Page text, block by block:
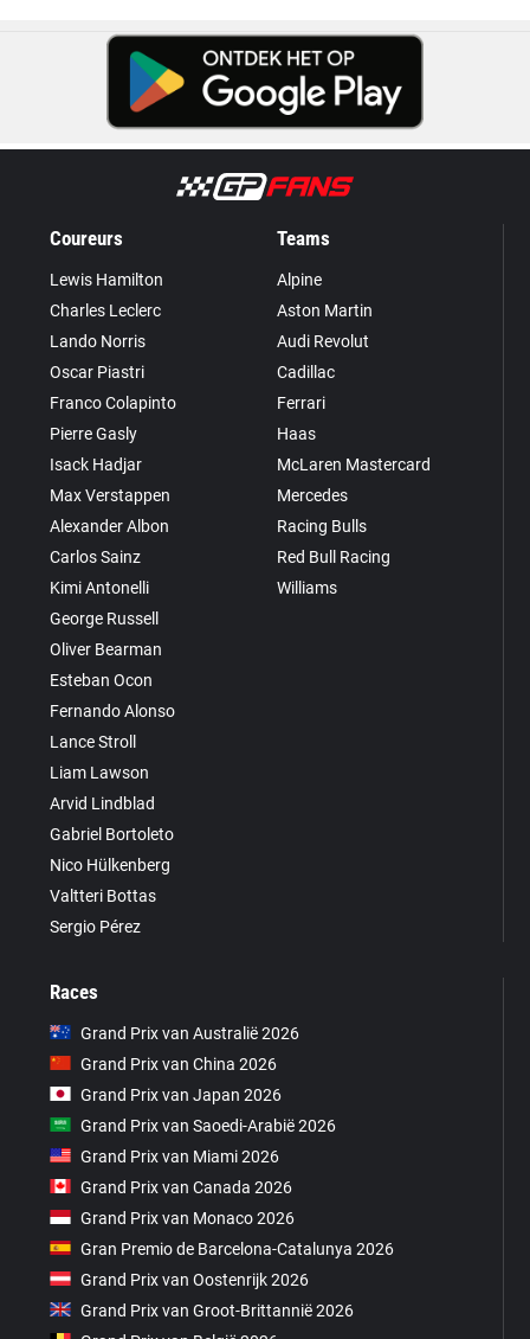
Coureurs
Lewis Hamilton
Charles Leclerc
Lando Norris
Oscar Piastri
Franco Colapinto
Pierre Gasly
Isack Hadjar
Max Verstappen
Alexander Albon
Carlos Sainz
Kimi Antonelli
George Russell
Oliver Bearman
Esteban Ocon
Fernando Alonso
Lance Stroll
Liam Lawson
Arvid Lindblad
Gabriel Bortoleto
Nico Hülkenberg
Valtteri Bottas
Sergio Pérez
Teams
Alpine
Aston Martin
Audi Revolut
Cadillac
Ferrari
Haas
McLaren Mastercard
Mercedes
Racing Bulls
Red Bull Racing
Williams
Races
Grand Prix van Australië 2026
Grand Prix van China 2026
Grand Prix van Japan 2026
Grand Prix van Saoedi-Arabië 2026
Grand Prix van Miami 2026
Grand Prix van Canada 2026
Grand Prix van Monaco 2026
Gran Premio de Barcelona-Catalunya 2026
Grand Prix van Oostenrijk 2026
Grand Prix van Groot-Brittannië 2026